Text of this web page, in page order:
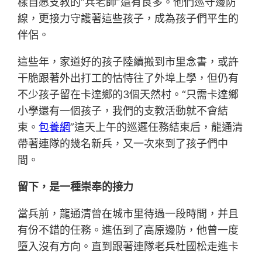
線，更接力守護著這些孩子，成為孩子們平生的
伴侶。
這些年，家道好的孩子陸續搬到市里念書，或許
干脆跟著外出打工的怙恃往了外埠上學，但仍有
不少孩子留在卡達鄉的3個天然村。“只需卡達鄉
小學還有一個孩子，我們的支教活動就不會結
束。包養網”這天上午的巡邏任務結束后，龍通清
帶著連隊的幾名新兵，又一次來到了孩子們中
間。
留下，是一種崇奉的接力
當兵前，龍通清曾在城市里待過一段時間，并且
有份不錯的任務。進伍到了高原邊防，他曾一度
墮入沒有方向。直到跟著連隊老兵杜國松走進卡